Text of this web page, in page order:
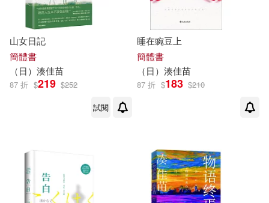
山女日記
簡體書
（日） 湊佳苗
87 折 $219 $252
試閱
睡在豌豆上
簡體書
（日） 湊佳苗
87 折 $183 $210